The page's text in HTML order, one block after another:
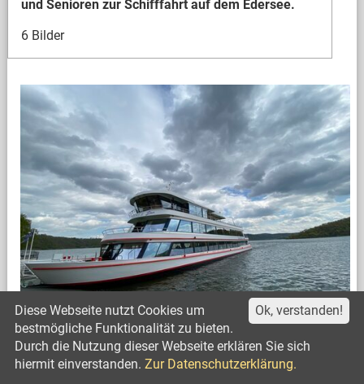
und Senioren zur Schifffahrt auf dem Edersee.
6 Bilder
Schifffahrt Senioren 2024
Ok, verstanden!
Diese Webseite nutzt Cookies um
bestmögliche Funktionalität zu bieten.
Durch die Nutzung dieser Webseite erklären Sie sich
hiermit einverstanden. Zur Datenschutzerklärung.